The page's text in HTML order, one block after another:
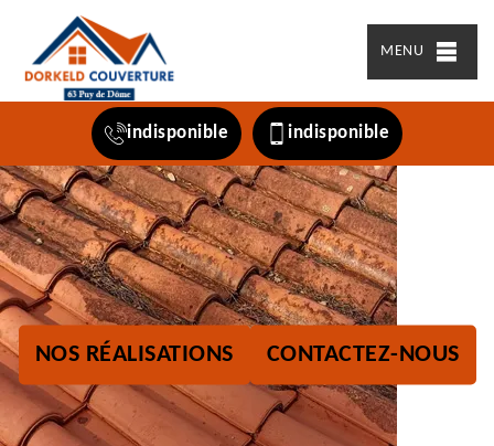
MENU
indisponible indisponible
NOS RÉALISATIONS CONTACTEZ-NOUS